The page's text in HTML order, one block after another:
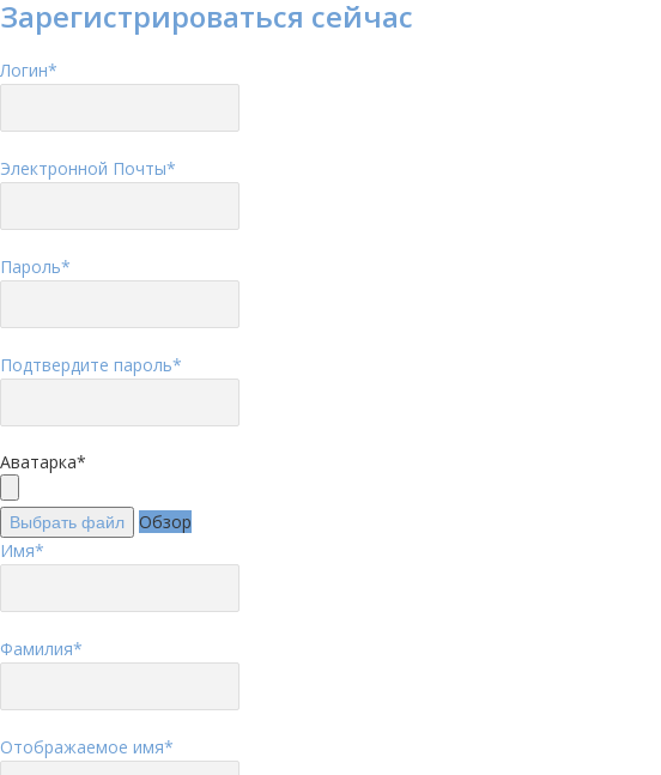
Зарегистрироваться сейчас
Логин*
Электронной Почты*
Пароль*
Подтвердите пароль*
Аватарка*
Выбрать файл
Обзор
Имя*
Фамилия*
Отображаемое имя*